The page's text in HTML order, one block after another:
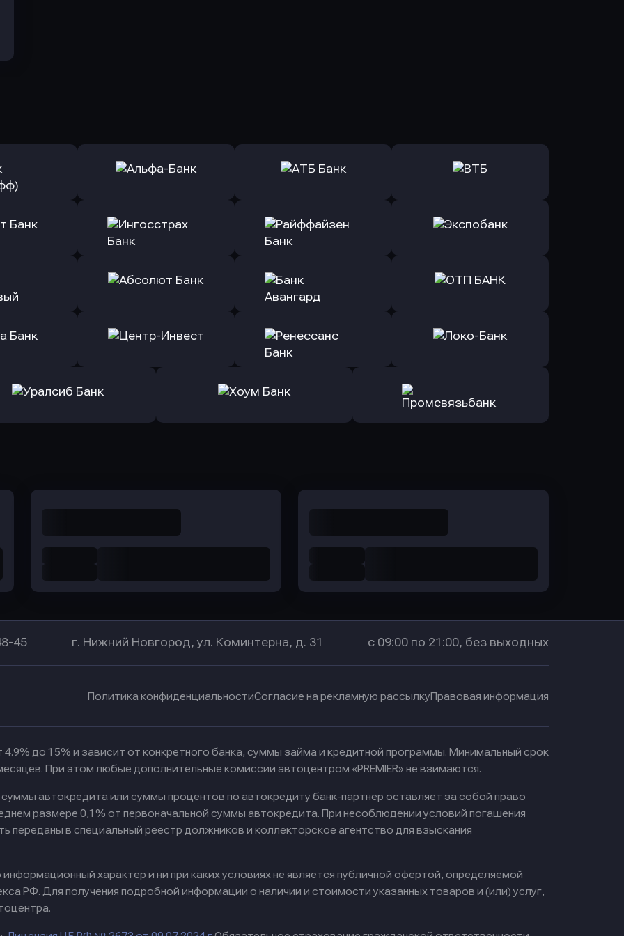
заявку
Оправить заявку
в Альфа-Банк
Оправить заявку
в АТБ Банк
Оправить заявку
заявку
Банк
Оправить заявку
Оправить заявку
в Райффайзен Банк
Оправить заявку
заявку
Оправить заявку
Оправить заявку
в Банк Авангард
Оправить заявку
заявку
Оправить заявку
в Локо-Банк
45 г. Нижний Новгород, ул. Коминтерна, д. 31 с 09:00 по 21:00, без выходных
Политика конфиденциальностиСогласие на рекламную рассылкуПравовая информация
4.9% до 15% и зависит от конкретного банка, суммы займа и кредитной программы. Минимальный срок
При этом любые дополнительные комиссии автоцентром «PREMIER» не взимаются.
автокредита или суммы процентов по автокредиту банк-партнер оставляет за собой право
размере 0,1% от первоначальной суммы автокредита. При несоблюдении условий погашения
переданы в специальный реестр должников и коллекторское агентство для взыскания
характер и ни при каких условиях не является публичной офертой, определяемой
РФ. Для получения подробной информации о наличии и стоимости указанных товаров и (или) услуг,